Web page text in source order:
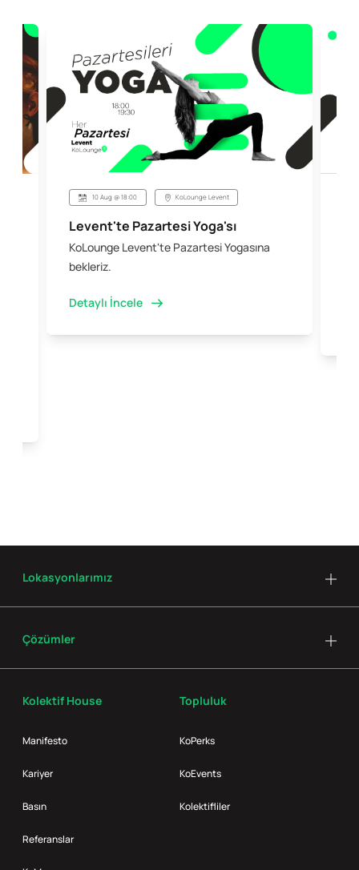
10 Aug @ 18:00 KoLounge Levent
Levent'te Pazartesi Yoga'sı
KoLounge Levent'te Pazartesi Yogasına
bekleriz.
Detaylı İncele
Kolektif House
Manifesto
Kariyer
Basın
Referanslar
Topluluk
KoPerks
KoEvents
Kolektifliler
Lokasyonlarımız
Çözümler